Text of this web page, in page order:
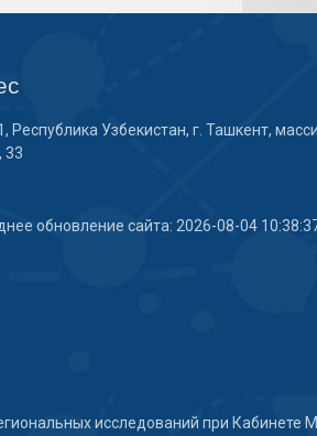
Республика Узбекистан, г. Ташкент,
33
обновление сайта: 2026-08-04
исследований при Кабинете